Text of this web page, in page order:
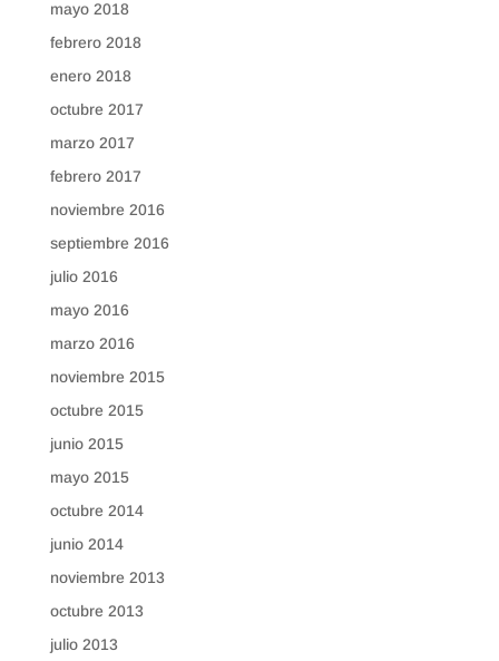
mayo 2018
febrero 2018
enero 2018
octubre 2017
marzo 2017
febrero 2017
noviembre 2016
septiembre 2016
julio 2016
mayo 2016
marzo 2016
noviembre 2015
octubre 2015
junio 2015
mayo 2015
octubre 2014
junio 2014
noviembre 2013
octubre 2013
julio 2013